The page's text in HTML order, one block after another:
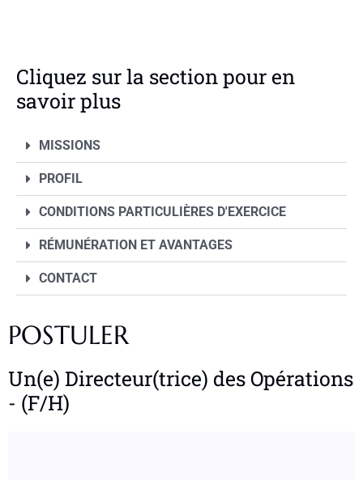
Cliquez sur la section pour en
savoir plus
MISSIONS
PROFIL
CONDITIONS PARTICULIÈRES D'EXERCICE
RÉMUNÉRATION ET AVANTAGES
CONTACT
POSTULER
Un(e) Directeur(trice) des Opérations
- (F/H)